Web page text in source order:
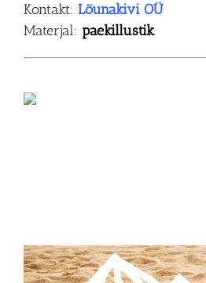
Kontakt: Lõunakivi OÜ
Materjal: paekillustik